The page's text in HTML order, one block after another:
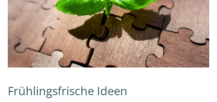
Frühlingsfrische Ideen